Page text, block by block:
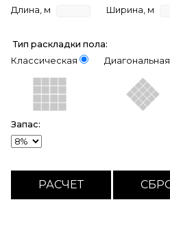
Длина, м
Ширина, м
Тип раскладки пола:
Классическая
Диагональная
Запас: